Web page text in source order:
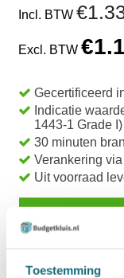
Toestemming
Incl. BTW
Excl. BTW
Gecertificeerd
Indicatie
1443-1 Grade I)
30 minuten
Verankering
Uit voorraad